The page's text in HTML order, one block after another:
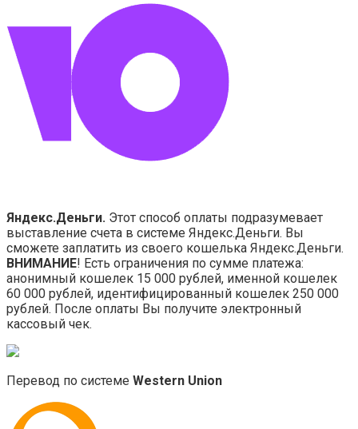
Яндекс.Деньги. Этот способ оплаты подразумевает
выставление счета в системе Яндекс.Деньги. Вы
сможете заплатить из своего кошелька Яндекс.Деньги.
ВНИМАНИЕ! Есть ограничения по сумме платежа:
анонимный кошелек 15 000 рублей, именной кошелек
60 000 рублей, идентифицированный кошелек 250 000
рублей. После оплаты Вы получите электронный
кассовый чек.
Перевод по системе Western Union